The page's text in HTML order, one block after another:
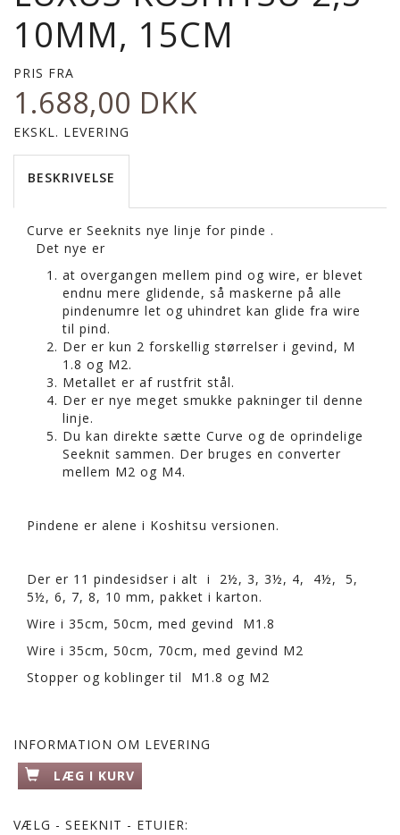
10MM, 15CM
PRIS FRA
1.688,00 DKK
EKSKL. LEVERING
BESKRIVELSE
Curve er Seeknits nye linje for pinde .
Det nye er
at overgangen mellem pind og wire, er blevet
endnu mere glidende, så maskerne på alle
pindenumre let og uhindret kan glide fra wire
til pind.
Der er kun 2 forskellig størrelser i gevind, M
1.8 og M2.
Metallet er af rustfrit stål.
Der er nye meget smukke pakninger til denne
linje.
Du kan direkte sætte Curve og de oprindelige
Seeknit sammen. Der bruges en converter
mellem M2 og M4.
Pindene er alene i Koshitsu versionen.
Der er 11 pindesidser i alt i 2½, 3, 3½, 4, 4½, 5,
5½, 6, 7, 8, 10 mm, pakket i karton.
Wire i 35cm, 50cm, med gevind M1.8
Wire i 35cm, 50cm, 70cm, med gevind M2
Stopper og koblinger til M1.8 og M2
INFORMATION OM LEVERING
LÆG I KURV
VÆLG - SEEKNIT - ETUIER: